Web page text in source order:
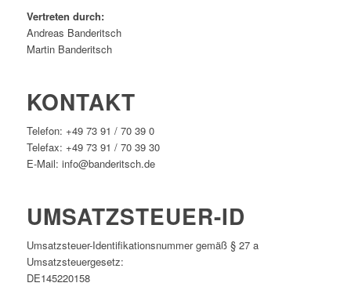
Vertreten durch:
Andreas Banderitsch
Martin Banderitsch
KONTAKT
Telefon: +49 73 91 / 70 39 0
Telefax: +49 73 91 / 70 39 30
E-Mail: info@banderitsch.de
UMSATZSTEUER-ID
Umsatzsteuer-Identifikationsnummer gemäß § 27 a
Umsatzsteuergesetz:
DE145220158